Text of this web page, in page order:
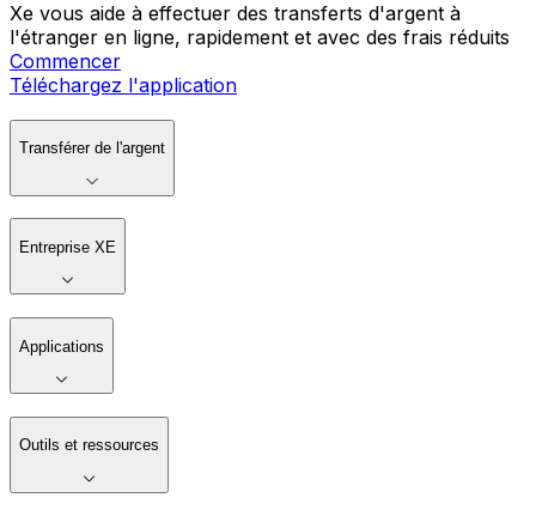
Xe vous aide à effectuer des transferts d'argent à
l'étranger en ligne, rapidement et avec des frais réduits
Commencer
Téléchargez l'application
Transférer de l'argent
Entreprise XE
Applications
Outils et ressources